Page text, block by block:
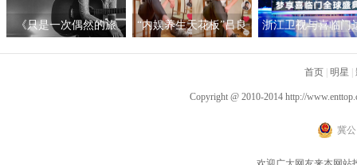
举行
《只是一次偶然的旅
“内娱养生天花板”吕良
已是极限
浙江卫视与喜临门
新营销模式
首页 明星
Copyright @ 2010-2014 http://
冀公